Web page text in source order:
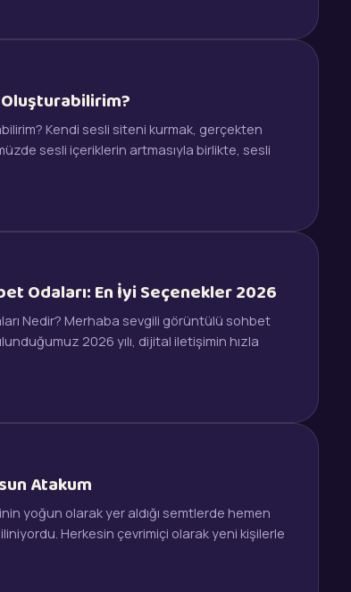
Kendi sesli siteni kurmak, gerçekten
sesli içeriklerin artmasıyla birlikte, sesli
Odaları: En İyi Seçenekler 2026
Nedir? Merhaba sevgili görüntülü sohbet
2026 yılı, dijital iletişimin hızla
Atakum
yoğun olarak yer aldığı semtlerde hemen
Herkesin çevrimiçi olarak yeni kişilerle